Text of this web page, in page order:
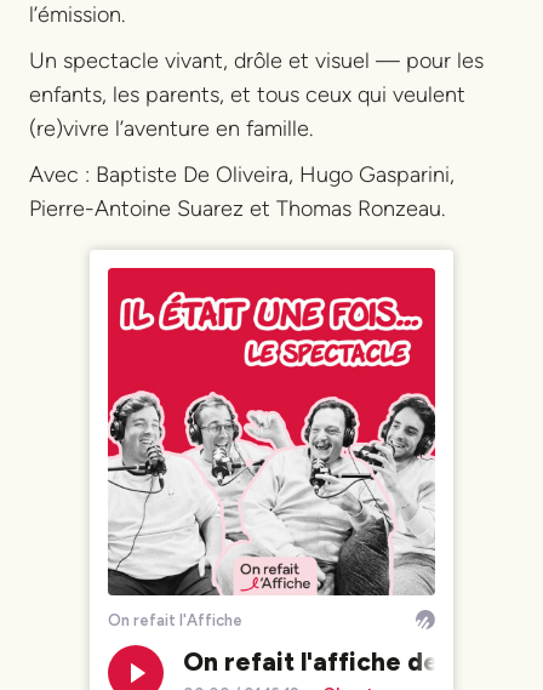
l’émission.
Un spectacle vivant, drôle et visuel — pour les
enfants, les parents, et tous ceux qui veulent
(re)vivre l’aventure en famille.
Avec : Baptiste De Oliveira, Hugo Gasparini,
Pierre-Antoine Suarez et Thomas Ronzeau.